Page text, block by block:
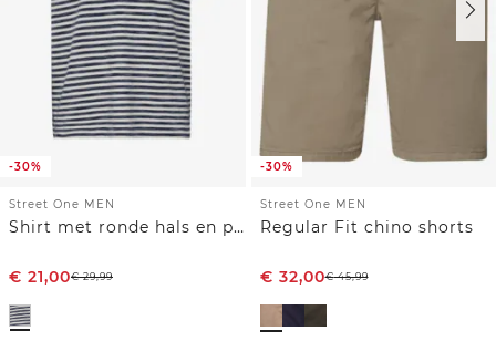
-30%
Street One MEN
Shirt met ronde hals en piquéstructuur
€ 21,00€29,99
-30%
Street One MEN
Regular Fit chino shorts
€ 32,00€45,99